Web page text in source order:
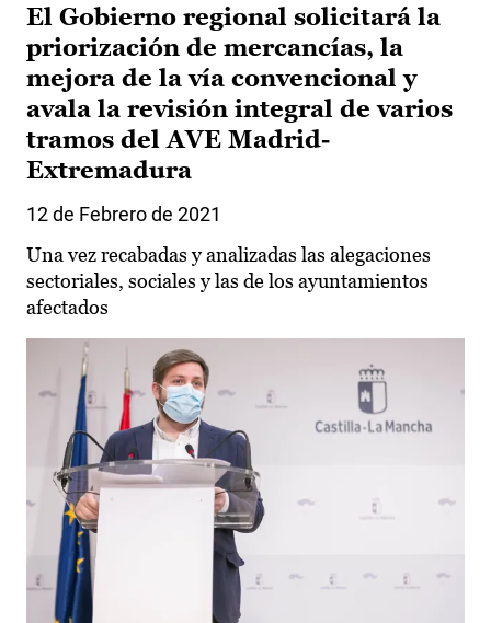
El Gobierno regional solicitará la
priorización de mercancías, la
mejora de la vía convencional y
avala la revisión integral de varios
tramos del AVE Madrid-
Extremadura
12 de Febrero de 2021
Una vez recabadas y analizadas las alegaciones
sectoriales, sociales y las de los ayuntamientos
afectados